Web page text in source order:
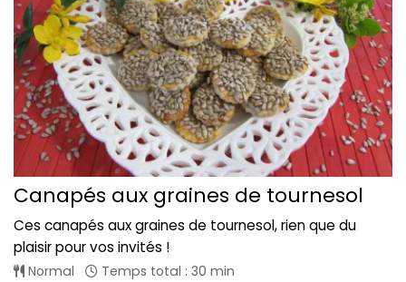
Canapés aux graines de tournesol
Ces canapés aux graines de tournesol, rien que du
plaisir pour vos invités !
Normal Temps total : 30 min